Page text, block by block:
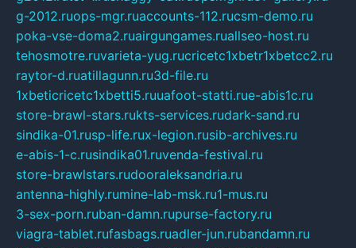
g-2012.ruops-mgr.ruaccounts-112.rucsm-demo.ru
poka-vse-doma2.ruairgungames.ruallseo-host.ru
tehosmotre.ruvarieta-yug.rucricetc1xbetr1xbetcc2.ru
raytor-d.ruatillagunn.ru3d-file.ru
1xbeticricetc1xbetti5.ruuafoot-statti.rue-abis1c.ru
store-brawl-stars.rukts-services.rudark-sand.ru
sindika-01.rusp-life.rux-legion.rusib-archives.ru
e-abis-1-c.rusindika01.ruvenda-festival.ru
store-brawlstars.rudooraleksandria.ru
antenna-highly.rumine-lab-msk.ru1-mus.ru
3-sex-porn.ruban-damn.rupurse-factory.ru
viagra-tablet.rufasbags.ruadler-jun.rubandamn.ru